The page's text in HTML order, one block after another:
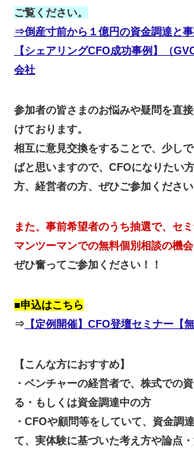
ご覧ください。
⇒倒産寸前から１億円の資金調達と
【シェアリングCFO成功事例】（
会社
参加者の皆さまのお悩みや疑問を直
けております。
相互に意見交換をすることで、少し
ばと思いますので、CFOになりたい
方、経営者の方、ぜひご参加ください
また、事前希望者のうち抽選で、セ
マンツーマンでの無料個別相談の機会
ぜひ奮ってご参加ください！！
■申込はこちら
⇒ 【定例開催】CFO登壇セミナー【
【こんな方におすすめ】
・ベンチャーの経営者で、株式での
る・もしくは資金調達中の方
・CFOや顧問等をしていて、資金調
て、実体験に基づいた考え方や論点